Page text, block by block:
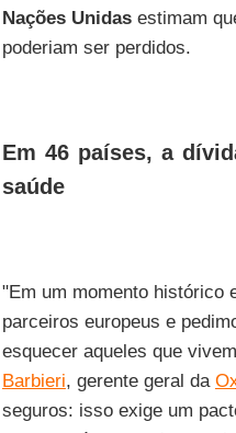
Nações Unidasestimam
poderiam ser perdidos.
Em 46 países, a
saúde
"Em um momento histórico
parceiros europeus e
esquecer aqueles que
Barbieri, gerente geral da
seguros: isso exige um